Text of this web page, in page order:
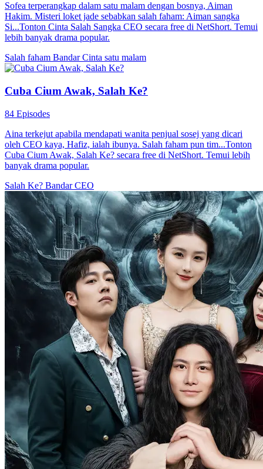
Sofea terperangkap dalam satu malam dengan bosnya, Aiman
Hakim. Misteri loket jade sebabkan salah faham: Aiman sangka
Si...Tonton Cinta Salah Sangka CEO secara free di NetShort. Temui
lebih banyak drama popular.
Salah faham BandarCinta satu malam
Cuba Cium Awak, Salah Ke?
84 Episodes
Aina terkejut apabila mendapati wanita penjual sosej yang dicari
oleh CEO kaya, Hafiz, ialah ibunya. Salah faham pun tim...Tonton
Cuba Cium Awak, Salah Ke? secara free di NetShort. Temui lebih
banyak drama popular.
Salah Ke? BandarCEO